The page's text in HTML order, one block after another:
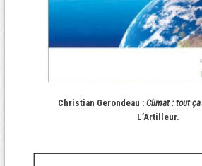
Christian Gerondeau : Climat : tout
L’Artilleur.